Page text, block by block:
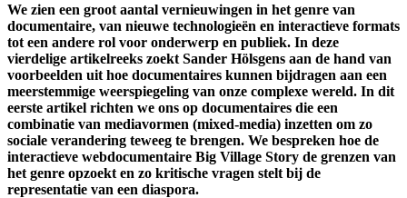
We zien een groot aantal vernieuwingen in het genre van
documentaire, van nieuwe technologieën en interactieve formats
tot een andere rol voor onderwerp en publiek. In deze
vierdelige artikelreeks zoekt Sander Hölsgens aan de hand van
voorbeelden uit hoe documentaires kunnen bijdragen aan een
meerstemmige weerspiegeling van onze complexe wereld. In dit
eerste artikel richten we ons op documentaires die een
combinatie van mediavormen (mixed-media) inzetten om zo
sociale verandering teweeg te brengen. We bespreken hoe de
interactieve webdocumentaire Big Village Story de grenzen van
het genre opzoekt en zo kritische vragen stelt bij de
representatie van een diaspora.